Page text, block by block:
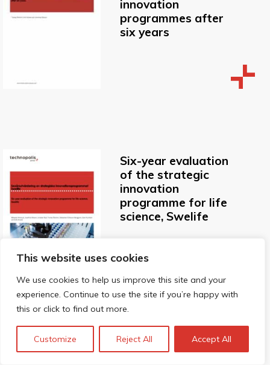
This website uses cookies
We use cookies to help us improve this site and your
experience. Continue to use the site if you’re happy with
this or click to find out more.
Customize Reject All Accept All
innovation
programmes after
six years
Six-year evaluation
of the strategic
innovation
programme for life
science, Swelife